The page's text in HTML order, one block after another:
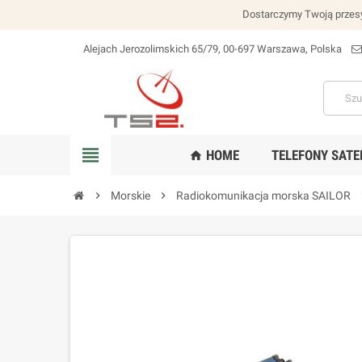
Dostarczymy Twoją
lokalizacja_na
Alejach Jerozolimskich 65/79, 00-697 Warszawa, Polska
view_headline home HOME TELEFONY
chevron_right Morskie chevron_right Radiokomunikacja morska SAILOR